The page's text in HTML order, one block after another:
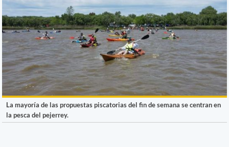
La mayoría de las propuestas piscatorias del fin de semana se centran en
la pesca del pejerrey.